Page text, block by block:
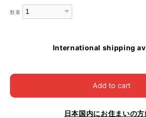
数量
International shipping
Add to cart
日本国内にお住まいの